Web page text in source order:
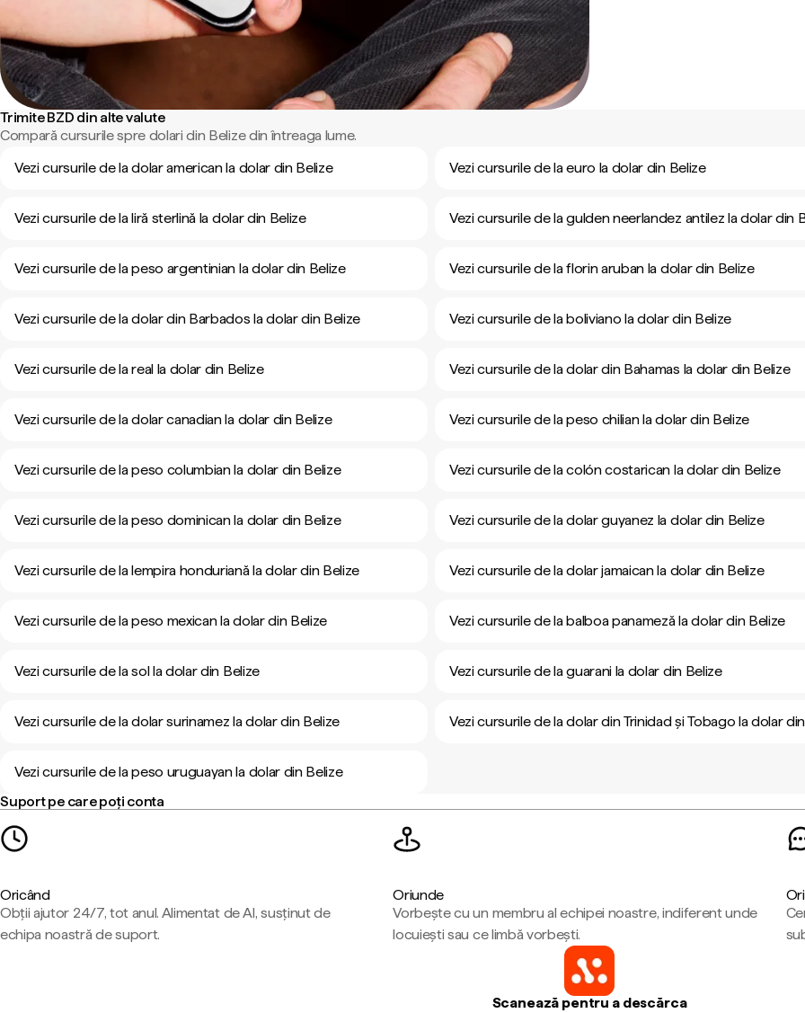
Trimite BZD din alte valute
Compară cursurile spre dolari din Belize din întreaga lume.
Vezi cursurile de la dolar american la dolar din Belize
Vezi cursurile de la euro la dolar din Belize
Vezi cursurile de la liră sterlină la dolar din Belize Vezi cursurile de la gulden neerlandez antilez la dolar din
Vezi cursurile de la peso argentinian la dolar din Belize Vezi cursurile de la florin aruban la dolar din Belize
Vezi cursurile de la dolar din Barbados la dolar din Belize Vezi cursurile de la boliviano la dolar din Belize
Vezi cursurile de la real la dolar din Belize Vezi cursurile de la dolar din Bahamas la dolar din Belize
Vezi cursurile de la dolar canadian la dolar din Belize Vezi cursurile de la peso chilian la dolar din Belize
Vezi cursurile de la peso columbian la dolar din Belize Vezi cursurile de la colón costarican la dolar din Belize
Vezi cursurile de la peso dominican la dolar din Belize Vezi cursurile de la dolar guyanez la dolar din Belize
Vezi cursurile de la lempira honduriană la dolar din Belize Vezi cursurile de la dolar jamaican la dolar din Belize
Vezi cursurile de la peso mexican la dolar din Belize Vezi cursurile de la balboa panameză la dolar din Belize
Vezi cursurile de la sol la dolar din Belize Vezi cursurile de la guarani la dolar din Belize
Vezi cursurile de la dolar surinamez la dolar din Belize Vezi cursurile de la dolar din Trinidad și Tobago la dolar
Vezi cursurile de la peso uruguayan la dolar din Belize
Suport pe care poți conta
Oricând
Obții ajutor 24/7, tot anul. Alimentat de AI, susținut de
echipa noastră de suport.
Oriunde
Vorbește cu un membru al echipei noastre, indiferent unde
locuiești sau ce limbă vorbești.
Scanează pentru a descărca